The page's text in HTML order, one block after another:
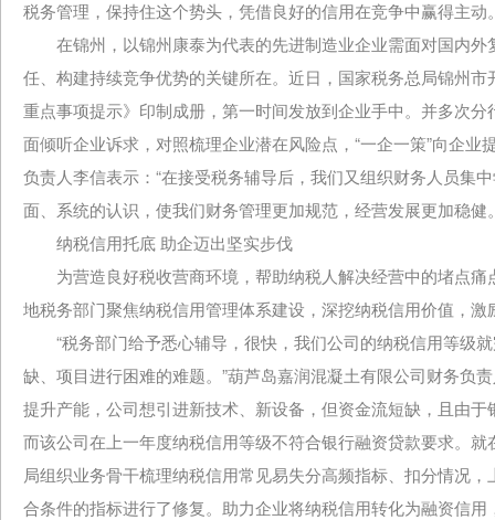
税务管理，保持住这个势头，凭借良好的信用在竞争中赢得主动
在锦州，以锦州康泰为代表的先进制造业企业需面对国内外
任、构建持续竞争优势的关键所在。近日，国家税务总局锦州
重点事项提示》印制成册，第一时间发放到企业手中。并多次
面倾听企业诉求，对照梳理企业潜在风险点，“一企一策”向企
负责人李信表示：“在接受税务辅导后，我们又组织财务人员集
面、系统的认识，使我们财务管理更加规范，经营发展更加稳健
纳税信用托底 助企迈出坚实步伐
为营造良好税收营商环境，帮助纳税人解决经营中的堵点痛
地税务部门聚焦纳税信用管理体系建设，深挖纳税信用价值，激
“税务部门给予悉心辅导，很快，我们公司的纳税信用等级
缺、项目进行困难的难题。”葫芦岛嘉润混凝土有限公司财务负
提升产能，公司想引进新技术、新设备，但资金流短缺，且由
而该公司在上一年度纳税信用等级不符合银行融资贷款要求。
局组织业务骨干梳理纳税信用常见易失分高频指标、扣分情况
合条件的指标进行了修复。助力企业将纳税信用转化为融资信用